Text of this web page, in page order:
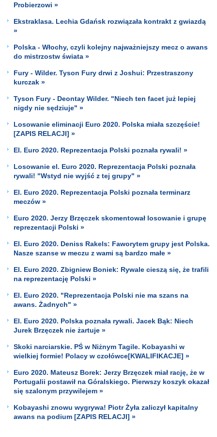
Probierzowi »
Ekstraklasa. Lechia Gdańsk rozwiązała kontrakt z gwiazdą
»
Polska - Włochy, czyli kolejny najważniejszy mecz o awans
do mistrzostw świata »
Fury - Wilder. Tyson Fury drwi z Joshui: Przestraszony
kurczak »
Tyson Fury - Deontay Wilder. "Niech ten facet już lepiej
nigdy nie sędziuje" »
Losowanie eliminacji Euro 2020. Polska miała szczęście!
[ZAPIS RELACJI] »
El. Euro 2020. Reprezentacja Polski poznała rywali! »
Losowanie el. Euro 2020. Reprezentacja Polski poznała
rywali! "Wstyd nie wyjść z tej grupy" »
El. Euro 2020. Reprezentacja Polski poznała terminarz
meczów »
Euro 2020. Jerzy Brzęczek skomentował losowanie i grupę
reprezentacji Polski »
El. Euro 2020. Deniss Rakels: Faworytem grupy jest Polska.
Nasze szanse w meczu z wami są bardzo małe »
El. Euro 2020. Zbigniew Boniek: Rywale cieszą się, że trafili
na reprezentację Polski »
El. Euro 2020. "Reprezentacja Polski nie ma szans na
awans. Żadnych" »
El. Euro 2020. Polska poznała rywali. Jacek Bąk: Niech
Jurek Brzęczek nie żartuje »
Skoki narciarskie. PŚ w Niżnym Tagile. Kobayashi w
wielkiej formie! Polacy w czołówce[KWALIFIKACJE] »
Euro 2020. Mateusz Borek: Jerzy Brzęczek miał rację, że w
Portugalii postawił na Góralskiego. Pierwszy koszyk okazał
się szalonym przywilejem »
Kobayashi znowu wygrywa! Piotr Żyła zaliczył kapitalny
awans na podium [ZAPIS RELACJI] »